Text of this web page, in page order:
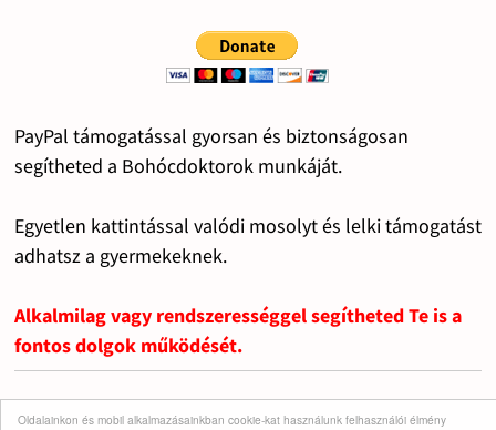
Oldalainkon és mobil alkalmazásainkban cookie-kat használunk felhasználói élmény
PayPal támogatással gyorsan és biztonságosan
segítheted a Bohócdoktorok munkáját.
Egyetlen kattintással valódi mosolyt és lelki támogatást
adhatsz a gyermekeknek.
Alkalmilag vagy rendszerességgel segítheted Te is a
fontos dolgok működését.